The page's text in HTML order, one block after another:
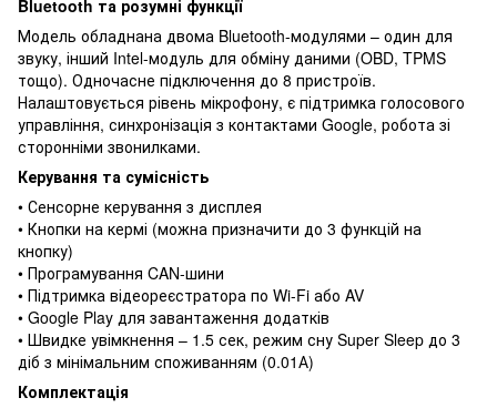
Bluetooth та розумні функції
Модель обладнана двома Bluetooth-модулями – один для
звуку, інший Intel-модуль для обміну даними (OBD, TPMS
тощо). Одночасне підключення до 8 пристроїв.
Налаштовується рівень мікрофону, є підтримка голосового
управління, синхронізація з контактами Google, робота зі
сторонніми звонилками.
Керування та сумісність
• Сенсорне керування з дисплея
• Кнопки на кермі (можна призначити до 3 функцій на
кнопку)
• Програмування CAN-шини
• Підтримка відеореєстратора по Wi-Fi або AV
• Google Play для завантаження додатків
• Швидке увімкнення – 1.5 сек, режим сну Super Sleep до 3
діб з мінімальним споживанням (0.01А)
Комплектація